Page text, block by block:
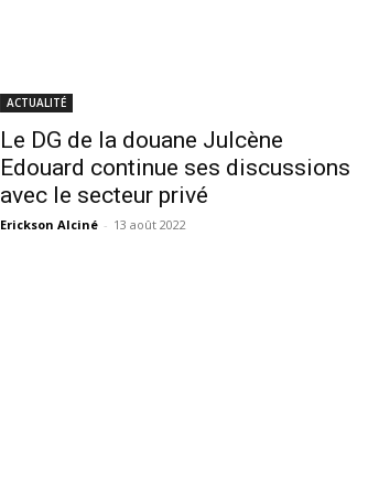
ACTUALITÉ
Le DG de la douane Julcène
Edouard continue ses discussions
avec le secteur privé
Erickson Alciné - 13 août 2022